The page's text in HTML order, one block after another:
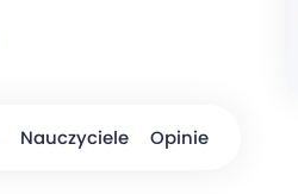
Nauczyciele Opinie